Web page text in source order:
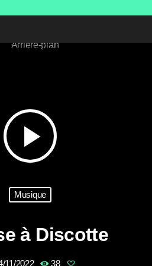
play_arrow
Musique
à Discotte
11/2022 38